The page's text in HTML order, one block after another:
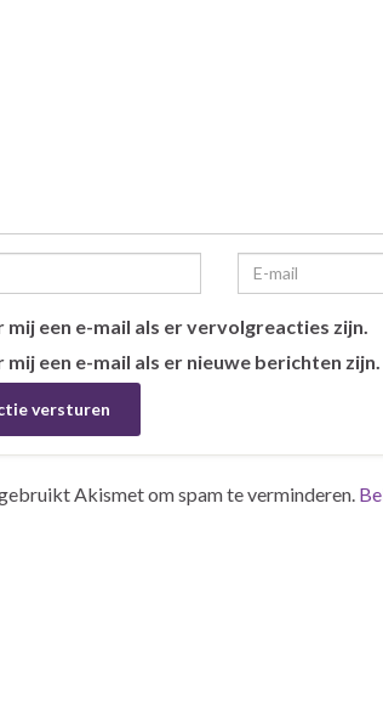
mij een e-mail als er vervolgreacties zijn.
mij een e-mail als er nieuwe berichten zijn.
Akismet om spam te verminderen.